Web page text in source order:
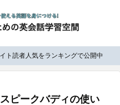
ト読者人気をランキングで公開中
ピークバディの使い